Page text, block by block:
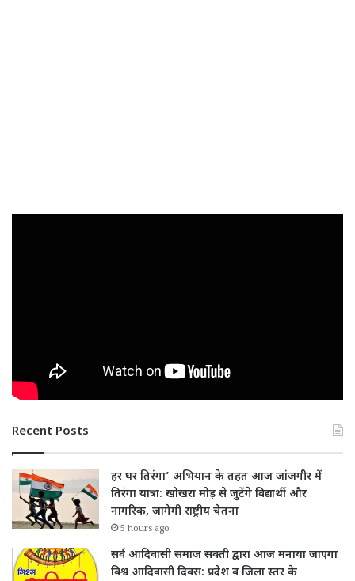
Recent Posts
हर घर तिरंगा’ अभियान के तहत आज जांजगीर में
तिरंगा यात्रा: खोखरा मोड़ से जुटेंगे विद्यार्थी और
नागरिक, जागेगी राष्ट्रीय चेतना
5 hours ago
सर्व आदिवासी समाज सक्ती द्वारा आज मनाया जाएगा
विश्व आदिवासी दिवस: प्रदेश व जिला स्तर के